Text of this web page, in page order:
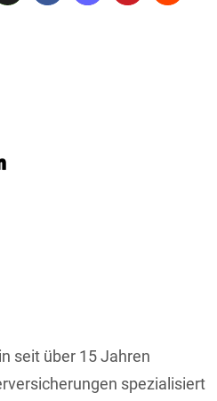
seit über 15 Jahren
spezialisiert